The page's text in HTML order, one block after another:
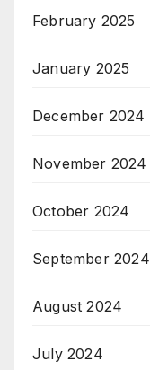
February 2025
January 2025
December 2024
November 2024
October 2024
September 2024
August 2024
July 2024